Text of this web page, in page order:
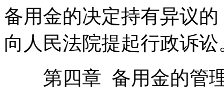
备用金的决定持有异议
向人民法院提起行政诉讼
第四章 备用金的管